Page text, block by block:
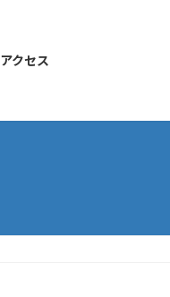
アクセス